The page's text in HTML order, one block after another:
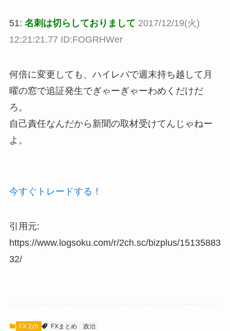
51: 名刺は切らしておりまして 2017/12/19(火)
12:21:21.77 ID:FOGRHWer
何倍に変更しても、ハイレバで週末持ち越して月
曜の窓で追証発生でぎゃーぎゃーわめくだけだ
ろ。
自己責任なんだから新聞の取材受けてんじゃねー
よ。
今すぐトレードする！
引用元:
https://www.logsoku.com/r/2ch.sc/bizplus/15135883
32/
FX 2ch FXまとめ 政治